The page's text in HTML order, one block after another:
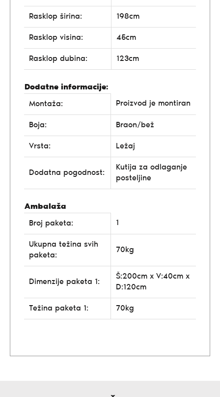
Rasklop širina: 198cm
Rasklop visina: 45cm
Rasklop dubina: 123cm
Dodatne informacije:
Montaža:
Proizvod je montiran
Boja: Braon/bež
Vrsta: Ležaj
Dodatna pogodnost:
Kutija za odlaganje
posteljine
Ambalaža
Broj paketa:
1
Ukupna težina svih
paketa:
70kg
Dimenzije paketa 1:
Š:200cm x V:40cm x
D:120cm
Težina paketa 1: 70kg